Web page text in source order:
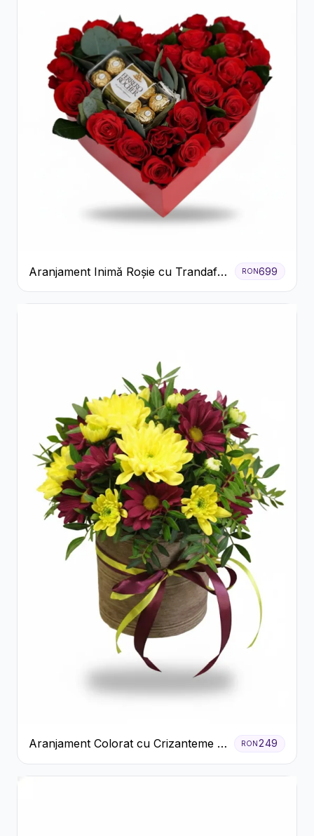
Aranjament Inimă Roșie cu Trandafiri
și Ferrero Rocher Premium
RON699
Aranjament Colorat cu Crizanteme în
Cutie Rustică
RON249